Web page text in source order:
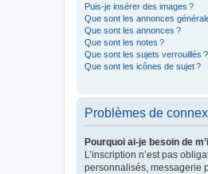
Puis-je insérer des images ?
Que sont les annonces
Que sont les annonces ?
Que sont les notes ?
Que sont les sujets verrouillés ?
Que sont les icônes de sujet ?
Problèmes de
Pourquoi ai-je besoin de
L’inscription n’est pas
personnalisés, messagerie